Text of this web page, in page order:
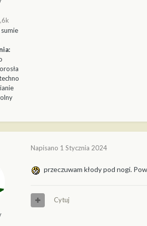
Napisano 1 Stycznia 2024
przeczuwam kłody pod nogi.
Cytuj